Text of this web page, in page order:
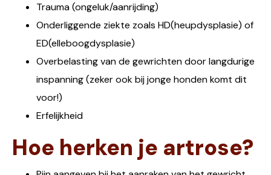
Trauma (ongeluk/aanrijding)
Onderliggende ziekte zoals HD(heupdysplasie) of
ED(elleboogdysplasie)
Overbelasting van de gewrichten door langdurige
inspanning (zeker ook bij jonge honden komt dit
voor!)
Erfelijkheid
Hoe herken je artrose?